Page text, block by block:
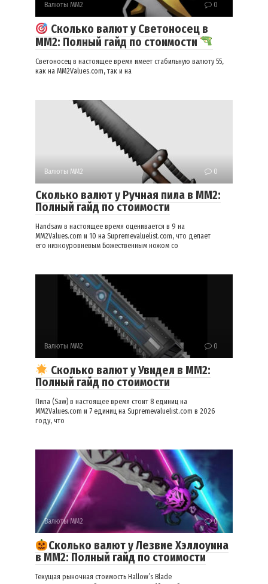
Валюты ММ2 0
Сколько валют у Светоносец в
ММ2: Полный гайд по стоимости
Светоносец в настоящее время имеет стабильную валюту 55,
как на MM2Values.com, так и на
Валюты ММ2 0
Сколько валют у Ручная пила в ММ2:
Полный гайд по стоимости
Handsaw в настоящее время оценивается в 9 на
MM2Values.com и 10 на Supremevaluelist.com, что делает
его низкоуровневым Божественным ножом со
Валюты ММ2 0
Сколько валют у Увидел в ММ2:
Полный гайд по стоимости
Пила (Saw) в настоящее время стоит 8 единиц на
MM2Values.com и 7 единиц на Supremevaluelist.com в 2026
году, что
Валюты ММ2 0
Сколько валют у Лезвие Хэллоуина
в ММ2: Полный гайд по стоимости
Текущая рыночная стоимость Hallow’s Blade